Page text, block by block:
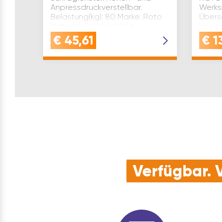
Anpressdruckverstellbar.
Belastung(kg): 80 Marke: Roto
silberfärbig Ausführung: ohne
Nutführung System: ROTO NX
€ 45,61 €
Verfügbar.